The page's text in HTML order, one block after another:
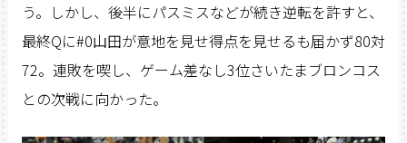
う。しかし、後半にパスミスなどが続き逆転を許すと、
最終Qに#0山田が意地を見せ得点を見せるも届かず80対
72。連敗を喫し、ゲーム差なし3位さいたまブロンコス
との次戦に向かった。